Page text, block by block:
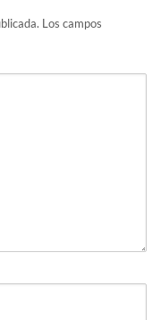
Los campos